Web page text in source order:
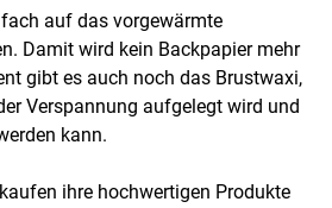
auf das vorgewärmte
Damit wird kein Backpapier mehr
gibt es auch noch das Brustwaxi,
Verspannung aufgelegt wird und
kann.
ihre hochwertigen Produkte